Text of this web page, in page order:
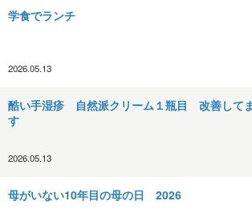
学食でランチ
2026.05.13
酷い手湿疹 自然派クリーム１瓶目 改善してま
す
2026.05.13
母がいない10年目の母の日 2026